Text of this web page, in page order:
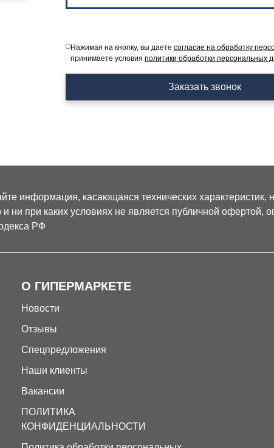
Нажимая на кнопку, вы даете согласие на обработку
принимаете условия политики обработки персональных
Заказать звонок
информация, касающаяся технических характеристик,
ни при каких условиях не является публичной офертой,
РФ
О ГИПЕРМАРКЕТЕ
Новости
Отзывы
Спецпредложения
Наши клиенты
Вакансии
ПОЛИТИКА
КОНФИДЕНЦИАЛЬНОСТИ